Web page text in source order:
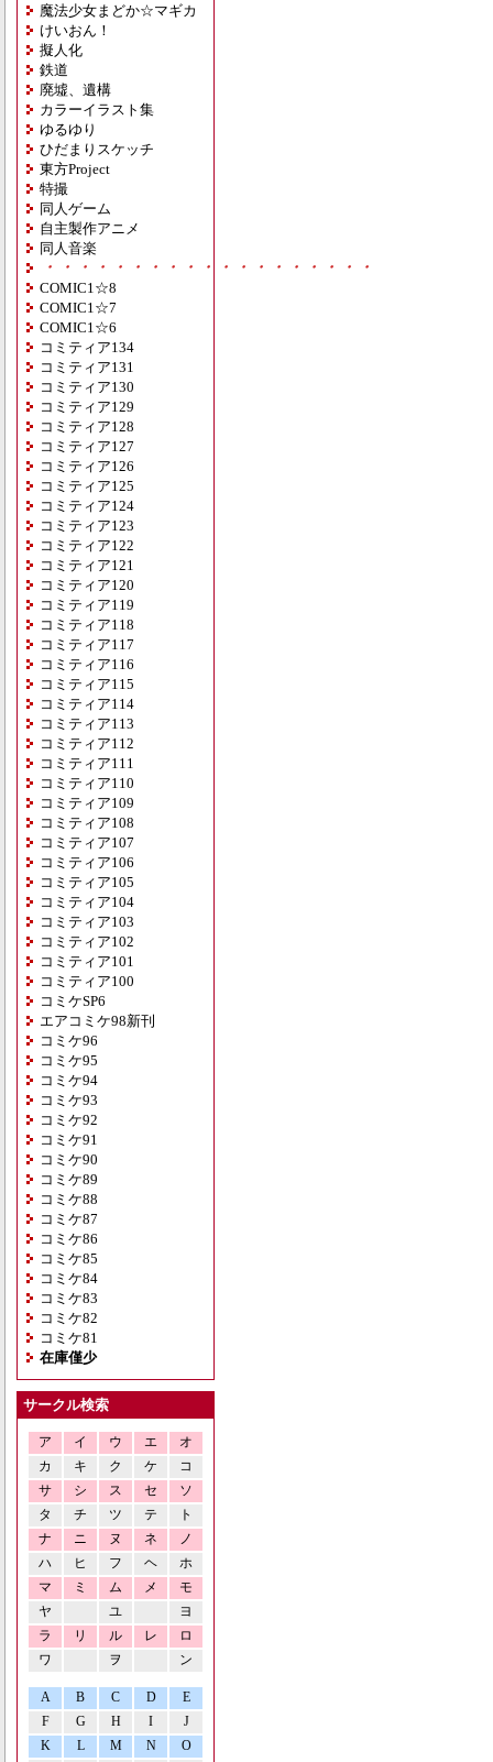
魔法少女まどか☆マギカ
けいおん！
擬人化
鉄道
廃墟、遺構
カラーイラスト集
ゆるゆり
ひだまりスケッチ
東方Project
特撮
同人ゲーム
自主製作アニメ
同人音楽
・・・・・・・・・・・・・・・・・・・
COMIC1☆8
COMIC1☆7
COMIC1☆6
コミティア134
コミティア131
コミティア130
コミティア129
コミティア128
コミティア127
コミティア126
コミティア125
コミティア124
コミティア123
コミティア122
コミティア121
コミティア120
コミティア119
コミティア118
コミティア117
コミティア116
コミティア115
コミティア114
コミティア113
コミティア112
コミティア111
コミティア110
コミティア109
コミティア108
コミティア107
コミティア106
コミティア105
コミティア104
コミティア103
コミティア102
コミティア101
コミティア100
コミケSP6
エアコミケ98新刊
コミケ96
コミケ95
コミケ94
コミケ93
コミケ92
コミケ91
コミケ90
コミケ89
コミケ88
コミケ87
コミケ86
コミケ85
コミケ84
コミケ83
コミケ82
コミケ81
在庫僅少
サークル検索
ア イ ウ エ
オ
カ
キ ク ケ
コ
サ
シ ス セ
ソ
タ
チ ツ テ
ト
ナ
ニ ヌ ネ
ノ
ハ
ヒ フ ヘ
ホ
マ
ミ ム メ
モ
ヤ
ユ
ヨ
ラ
リ ル レ
ロ
ワ
ヲ ン
A B C D
E
F
G H I
J
K
L M N O